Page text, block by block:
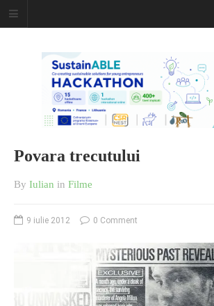
Caiet de
insemnari
DESCARCĂ!
Povara trecutului
By Iulian in Filme
9 iulie 2012 0 Comment